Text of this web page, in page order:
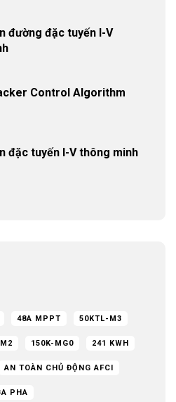
đường đặc tuyến I-V
Control Algorithm
đặc tuyến I-V thông minh
48A MPPT 50KTL-M3
150K-MG0 241 KWH
AN TOÀN CHỦ ĐỘNG AFCI
PHA